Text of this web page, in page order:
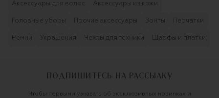
Аксессуары для волос Аксессуары из кожи
Головные уборы Прочие аксессуары Зонты Перчатки
Ремни Украшения Чехлы для техники Шарфы и платки
ПОДПИШИТЕСЬ НА РАССЫЛКУ
Чтобы первыми узнавать об эксклюзивных новинках и